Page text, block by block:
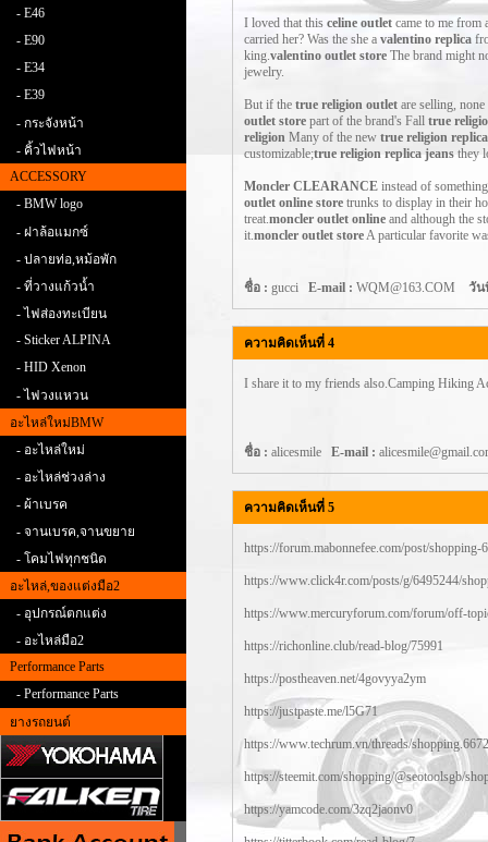
- E46
- E90
- E34
- E39
- กระจังหน้า
- คิ้วไฟหน้า
ACCESSORY
- BMW logo
- ฝาล้อแมกซ์
- ปลายท่อ,หม้อพัก
- ที่วางแก้วน้ำ
- ไฟส่องทะเบียน
- Sticker ALPINA
- HID Xenon
- ไฟวงแหวน
อะไหล่ใหม่BMW
- อะไหล่ใหม่
- อะไหล่ช่วงล่าง
- ผ้าเบรค
- จานเบรค,จานขยาย
- โคมไฟทุกชนิด
อะไหล่,ของแต่งมือ2
- อุปกรณ์ตกแต่ง
- อะไหล่มือ2
Performance Parts
- Performance Parts
ยางรถยนต์
I loved that this celine outlet came to me from
carried her? Was the she a valentino replica
king.valentino outlet store The brand might
jewelry.
But if the true religion outlet are selling,
outlet store part of the brand's Fall true
religion Many of the new true religion replica
customizable;true religion replica jeans they
Moncler CLEARANCE instead of
outlet online store trunks to display in their
treat.moncler outlet online and although the
it.moncler outlet storeA particular favorite
ชื่อ : gucci E-mail : WQM@163.COM วั
ความคิดเห็นที่ 4
I share it to my friends also.Camping Hiking
ชื่อ : alicesmile E-mail :
ความคิดเห็นที่ 5
https://forum.mabonnefee.com/post/shopping-
https://www.click4r.com/posts/g/6495244/
https://www.mercuryforum.com/forum/off-
https://richonline.club/read-blog/75991
https://postheaven.net/4govyya2ym
https://justpaste.me/l5G71
https://www.techrum.vn/threads/
https://steemit.com/shopping/@seotoolsgb/
https://yamcode.com/3zq2jaonv0